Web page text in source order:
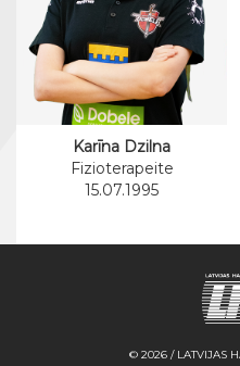
Karīna Dzilna
Fizioterapeite
15.07.1995
© 2026 / LATVIJAS